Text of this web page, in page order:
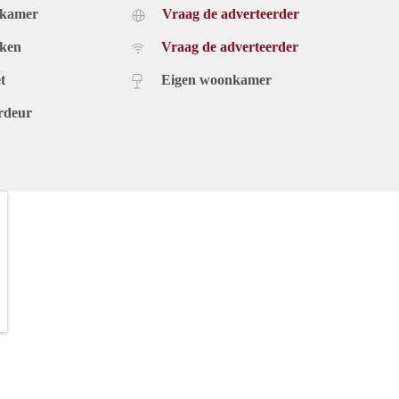
Vraag de adverteerder
Vraag de adverteerder
Eigen woonkamer